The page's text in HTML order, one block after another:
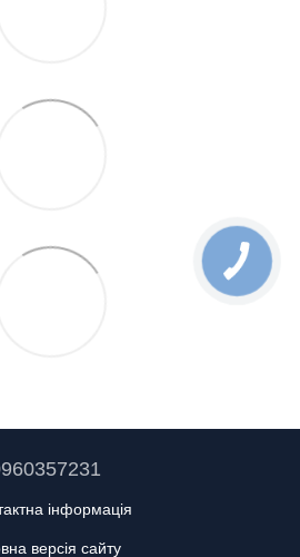
інформація
версія сайту